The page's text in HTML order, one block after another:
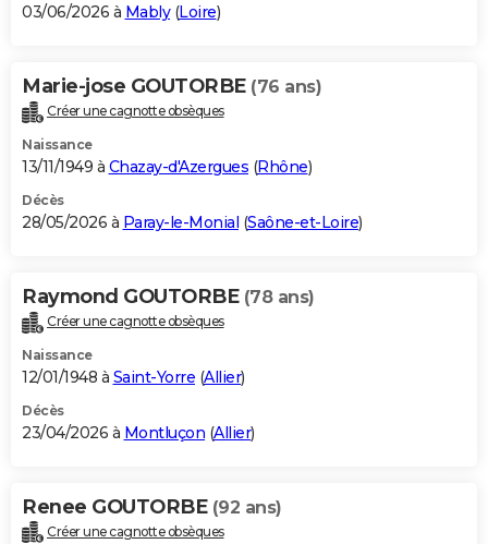
S'inscrire
Se connecter
Lycées
Collèges
Primaires
Universités
Entreprises
Service militaire
Avis de recherche
AVIS DE DÉCÈS
Bricolage
Lifestyle
Culture
Sport
Auto
Television
Voyage
Cinema
03/06/2026 à Mably(Loire)
Marie-jose GOUTORBE (76 ans)
Créer une cagnotte obsèques
Naissance
13/11/1949 à Chazay-d'Azergues (Rhône)
Décès
28/05/2026 à Paray-le-Monial (Saône-et-Loire)
Raymond GOUTORBE (78 ans)
Créer une cagnotte obsèques
Naissance
12/01/1948 à Saint-Yorre (Allier)
Décès
23/04/2026 à Montluçon (Allier)
Renee GOUTORBE (92 ans)
Créer une cagnotte obsèques